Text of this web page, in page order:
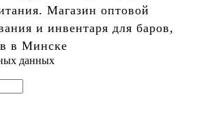
Магазин оптовой
и инвентаря для баров,
в Минске
данных